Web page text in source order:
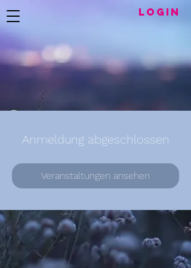
LogIN
Anmeldung abgeschlossen
Veranstaltungen ansehen